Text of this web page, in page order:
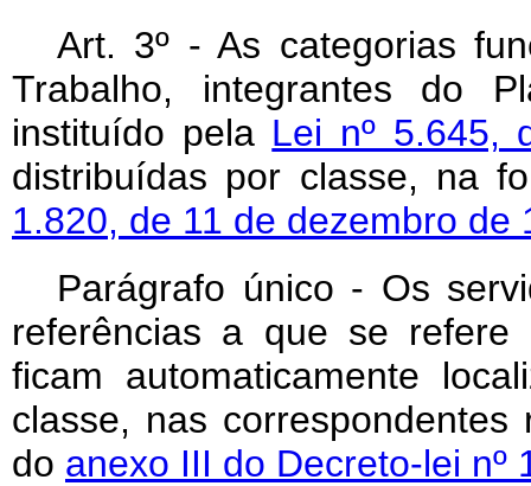
Art. 3º - As categorias
Trabalho, integrantes do
instituído pela Lei nº 5.645,
distribuídas por classe, na
1.820, de 11 de dezembro de
Parágrafo único - Os
referências a que se
ficam automaticamente
classe, nas
do anexo III do Decreto-lei nº